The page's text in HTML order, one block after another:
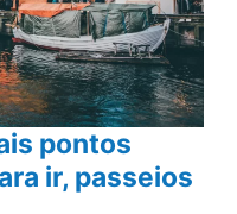
pontos
ir, passeios